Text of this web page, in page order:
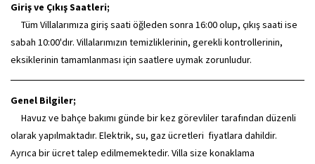
Giriş ve Çıkış Saatleri;
Tüm Villalarımıza giriş saati öğleden sonra 16:00 olup, çıkış saati ise
sabah 10:00'dır. Villalarımızın temizliklerinin, gerekli kontrollerinin,
eksiklerinin tamamlanması için saatlere uymak zorunludur.
Genel Bilgiler;
Havuz ve bahçe bakımı günde bir kez görevliler tarafından düzenli
olarak yapılmaktadır. Elektrik, su, gaz ücretleri fiyatlara dahildir.
Ayrıca bir ücret talep edilmemektedir. Villa size konaklama